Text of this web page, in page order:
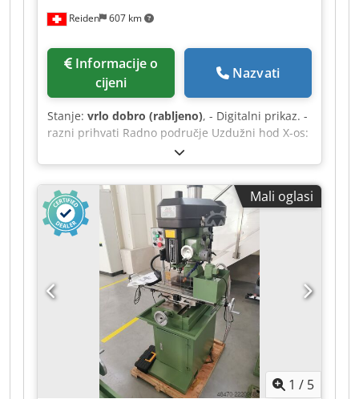
Reiden 607 km
Informacije o
cijeni
Nazvati
Stanje: vrlo dobro (rabljeno), - Digitalni prikaz. -
razni prihvati Radno područje Uzdužni hod X-os:
450 mm Poprečni hod Y-os: 260 mm Hod pinole
Z-os: 120 mm Dedezg T Hujpfx Alxock Hod glave
stroja W-os: 450 mm Brzi pomaci XY: 1.500
mm/min Radni prostor Površina stola (D x Š): 770
x 320 mm Stol (KS 321) Brzi sustav izmjene alata:
SF 32 Radno vreteno Raspon okretaja
(beskonačno promenjiv): 50 – 9.200 o/min
Dimenzije Potreban prostor (širina x dubina x
visina): 1500 x 1480 x 2330 mm Težina Težina cca
1.300 kg
Mali oglasi
1 / 5